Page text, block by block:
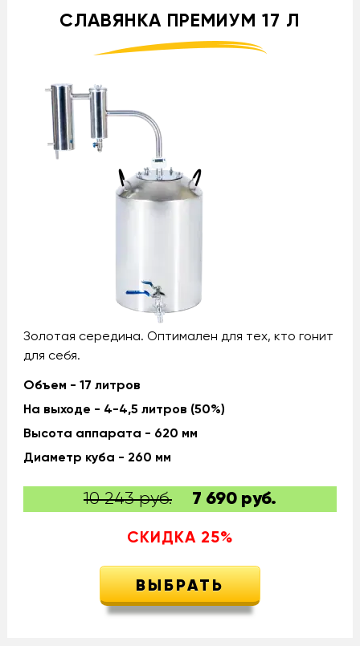
СЛАВЯНКА ПРЕМИУМ 17 Л
Золотая середина. Оптимален для тех, кто гонит
для себя.
Объем - 17 литров
На выходе - 4-4,5 литров (50%)
Высота аппарата - 620 мм
Диаметр куба - 260 мм
10 243 руб. 7 690руб.
СКИДКА 25%
ВЫБРАТЬ